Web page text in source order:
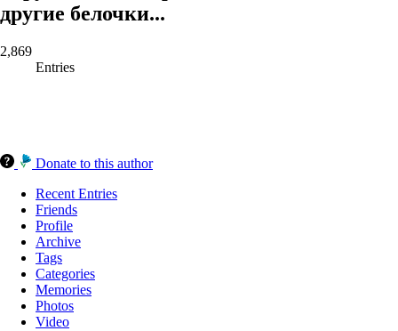
другие белочки...
2,869
Entries
Donate to this author
Recent Entries
Friends
Profile
Archive
Tags
Categories
Memories
Photos
Video